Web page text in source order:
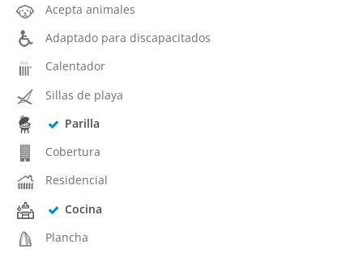
Acepta animales
Adaptado para discapacitados
Calentador
Sillas de playa
Parilla
Cobertura
Residencial
Cocina
Plancha